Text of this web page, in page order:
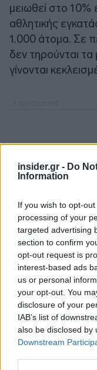
insider.gr - Do
Information
If you wish to opt-
processing of your
targeted advertising
section to confirm
opt-out request is
interest-based ads
us or personal
your opt-out. You
disclosure of your
IAB’s list of
also be disclosed by
Downstream
μειωθεί στο 10%
αθλητικής
1.000 άτομα. Σε
δεν τηρούνται
γίνονται